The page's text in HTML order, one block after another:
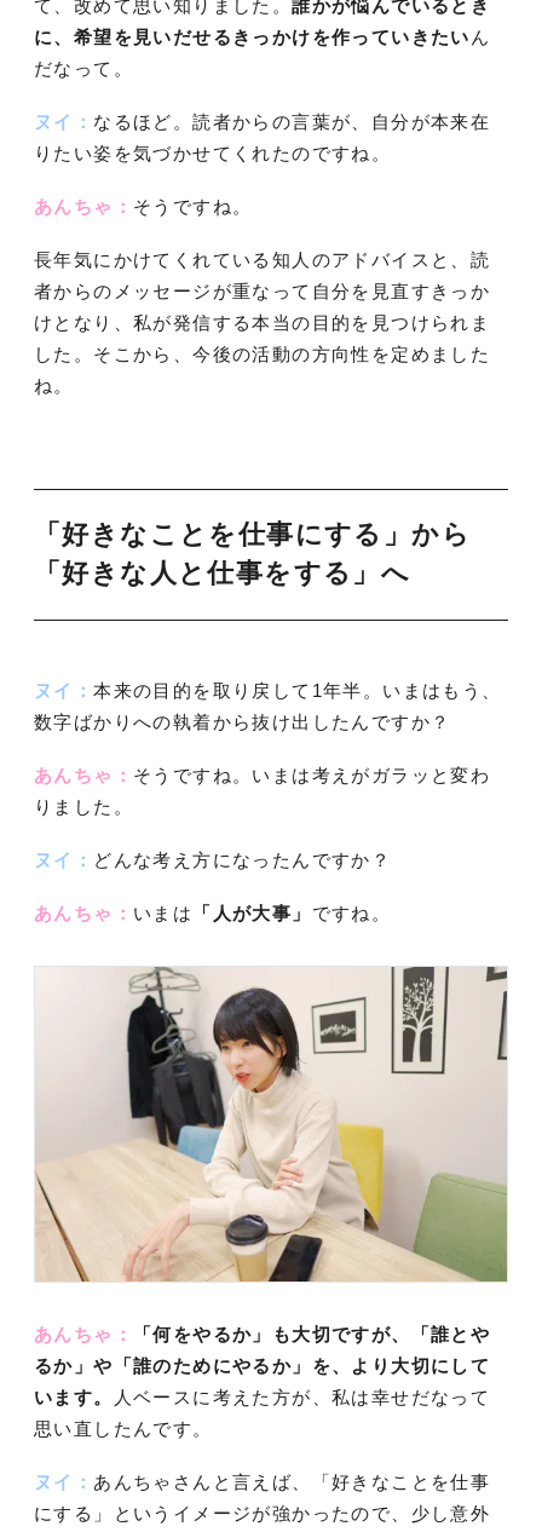
て、改めて思い知りました。誰かが悩んでいるとき
に、希望を見いだせるきっかけを作っていきたい ん
だなって。
ヌイ： なるほど。読者からの言葉が、自分が本来在
りたい姿を気づかせてくれたのですね。
あんちゃ： そうですね。
長年気にかけてくれている知人のアドバイスと、読
者からのメッセージが重なって自分を見直すきっか
けとなり、私が発信する本当の目的を見つけられま
した。そこから、今後の活動の方向性を定めました
ね。
「好きなことを仕事にする」から
「好きな人と仕事をする」へ
ヌイ：本来の目的を取り戻して1年半。いまはもう、
数字ばかりへの執着から抜け出したんですか？
あんちゃ： そうですね。いまは考えがガラッと変わ
りました。
ヌイ： どんな考え方になったんですか？
あんちゃ： いまは 「人が大事」 ですね。
あんちゃ：
「何をやるか」も大切ですが、「誰とや
るか」や「誰のためにやるか」を、より大切にして
います。
人ベースに考えた方が、私は幸せだなって
思い直したんです。
ヌイ： あんちゃさんと言えば、「好きなことを仕事
にする」というイメージが強かったので、少し意外